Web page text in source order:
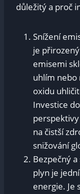
důležitý a proč
Snížení⁣
je‌
⁣emisemi
uhlím‌
oxidu
Investice
na ​čistší
snižování
Bezpečný
plyn je
energie.‍ Je